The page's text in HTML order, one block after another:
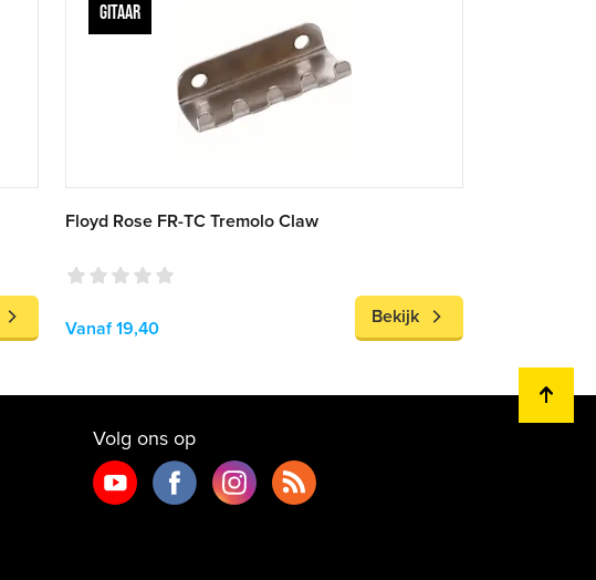
GITAAR
Floyd Rose FR-TC Tremolo Claw
Vanaf 19,40
Bekijk
Volg ons op